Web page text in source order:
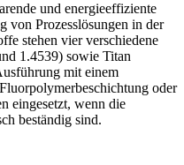
und energieeffiziente
von Prozesslösungen in der
stehen vier verschiedene
1.4539) sowie Titan
mit einem
oder
eingesetzt, wenn die
beständig sind.